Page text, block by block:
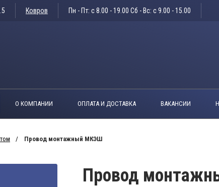
Ковров Пн - Пт: c 8.00 - 19.00 Сб - Вс: c 9.00 - 15.00
О КОМПАНИИ ОПЛАТА И ДОСТАВКА ВАКАНСИИ
Провод монтажный МКЭШ
Провод